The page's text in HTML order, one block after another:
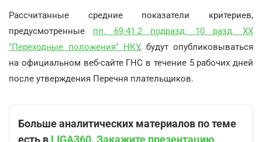
Рассчитанные средние показатели критериев,
предусмотренные пп. 69.41.2 подразд. 10 разд. XX
"Переходные положения" НКУ, будут опубликовываться
на официальном веб-сайте ГНС в течение 5 рабочих дней
после утверждения Перечня плательщиков.
Больше аналитических материалов по теме
есть в LIGA360. Закажите презентацию